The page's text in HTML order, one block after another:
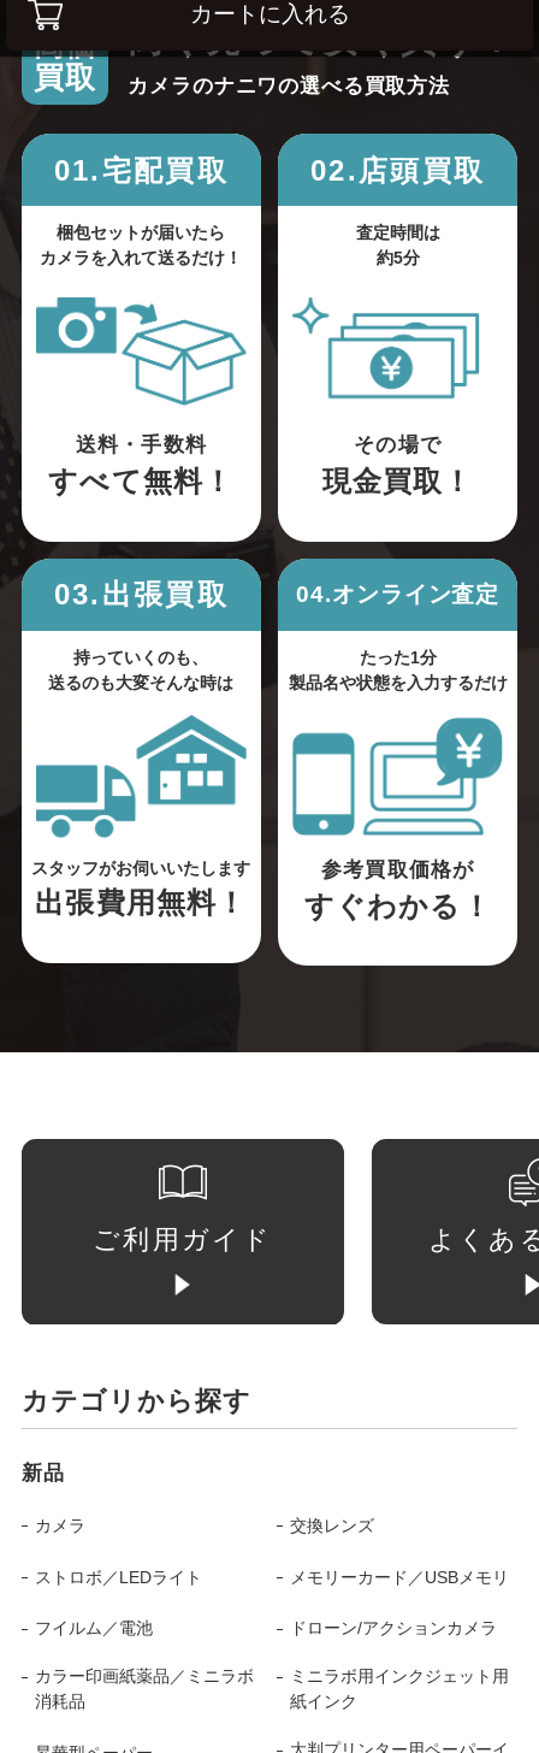
カートに入れる
高価
買取
カメラのナニワの選べる買取方法
01.宅配買取
梱包セットが届いたら
カメラを入れて送るだけ！
送料・手数料
すべて無料！
02.店頭買取
査定時間は
約5分
その場で
現金買取！
03.出張買取
持っていくのも、
送るのも大変そんな時は
スタッフがお伺いいたします
出張費用無料！
04.オンライン査定
たった1分
製品名や状態を入力するだけ
参考買取価格が
すぐわかる！
ご利用ガイド よくあ
カテゴリから探す
新品
カメラ 交換レンズ
ストロボ／LEDライト メモリーカード／USBメモリ
フイルム／電池 ドローン/アクションカメラ
カラー印画紙薬品／ミニラボ
消耗品
ミニラボ用インクジェット用
紙インク